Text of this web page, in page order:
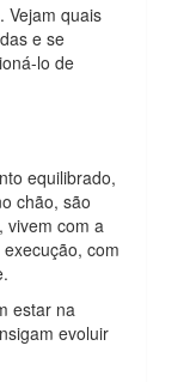
Vejam quais
e se
lo de
equilibrado,
chão, são
vivem com a
com
estar na
evoluir